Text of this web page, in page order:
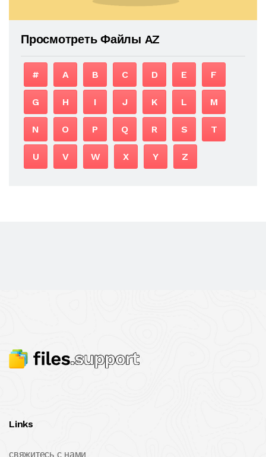
Просмотреть Файлы AZ
# A B C D E F
G H I J K L M
N O P Q R S T
U V W X Y Z
Links
свяжитесь с нами